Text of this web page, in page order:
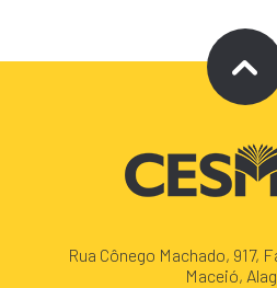
Rua Cônego Machado, 917,
Maceió,